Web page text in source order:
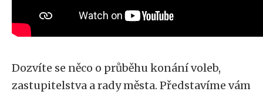
Dozvíte se něco o průběhu konání voleb,
zastupitelstva a rady města. Představíme vám